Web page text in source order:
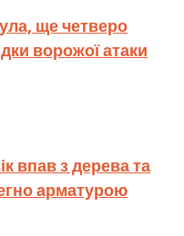
ще четверо
ворожої атаки
впав з дерева та
арматурою